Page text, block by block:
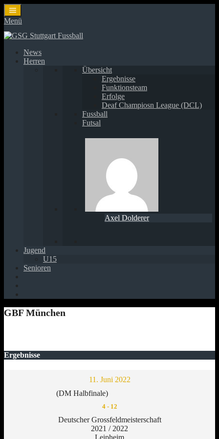
Springe
zum
Inhalt
Menü
News
Herren
Übersicht
Ergebnisse
Funktionsteam
Erfolge
Deaf Champiosn League (DCL)
Fussball
Futsal
Axel Dolderer
Jugend
U15
Senioren
GBF München
Ergebnisse
11. Juni 2022
(DM Halbfinale)
4- 12
Deutscher Grossfeldmeisterschaft
2021 / 2022